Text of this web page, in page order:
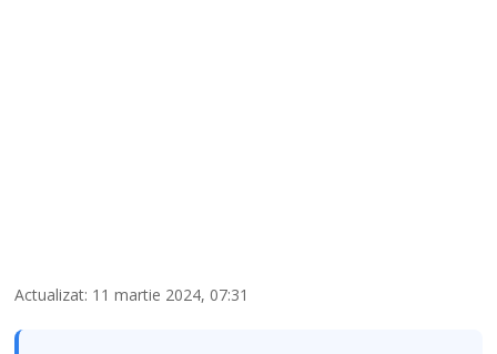
Actualizat: 11 martie 2024, 07:31